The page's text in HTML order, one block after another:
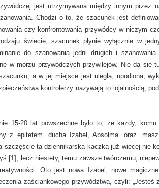
jest utrzymywana między innym przez
Chodzi o to, że szacunek jest
czy konfrontowania przywódcy w niczym
świecie, szacunek płynie wyłącznie w
do szanowania jedni drugich i szanowania
w morzu przywódczych przywilejów. Nie da się
a w jej miejsce jest uległa, upodlona,
kontrolerzy nazywają to lojalnością,
15-20 lat powszechne było to, że każdy, komu
z epitetem „ducha Izabel, Absolma” oraz
szczęście ta dziennikarska kaczka już więcej nie
[1], lecz niestety, temu zawsze twórczemu,
Oto jest nowa Izabel, nowe
zaściankowego przywództwa, czyli: „Jesteś